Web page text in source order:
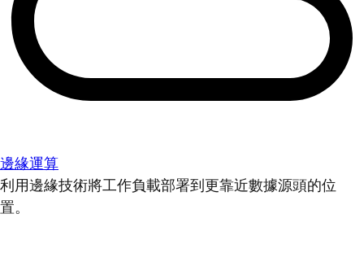
邊緣運算
利用邊緣技術將工作負載部署到更靠近數據源頭的位
置。